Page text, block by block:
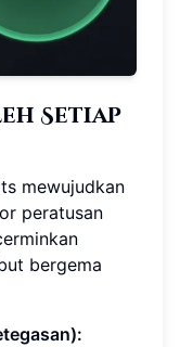
Setiap
mewujudkan
peratusan
bergema